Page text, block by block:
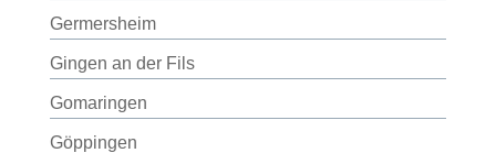
Germersheim
Gingen an der Fils
Gomaringen
Göppingen